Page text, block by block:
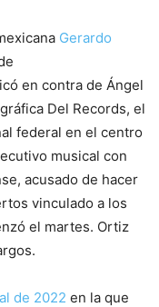
Gerardo
en contra de Ángel
Del Records, el
federal en el centro
musical con
acusado de hacer
vinculado a los
el martes. Ortiz
de 2022 en la que